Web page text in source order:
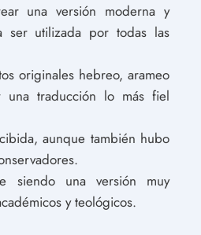
una versión moderna y
ser utilizada por todas las
originales hebreo, arameo
traducción lo más fiel
aunque también hubo
siendo una versión muy
y teológicos.